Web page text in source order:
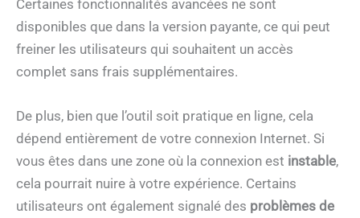
Certaines fonctionnalités avancées ne sont
disponibles que dans la version payante, ce qui peut
freiner les utilisateurs qui souhaitent un accès
complet sans frais supplémentaires.
De plus, bien que l’outil soit pratique en ligne, cela
dépend entièrement de votre connexion Internet. Si
vous êtes dans une zone où la connexion est instable,
cela pourrait nuire à votre expérience. Certains
utilisateurs ont également signalé des problèmes de